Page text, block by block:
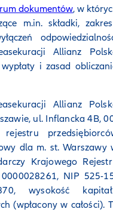
dokumentów, w
m.in. składki,
Allianz
i zasad
Allianz
ul. Inflancka 4B,
dla m. st. Warszawy
Krajowego
NIP 525-
wysokość
(wpłacony w całości).